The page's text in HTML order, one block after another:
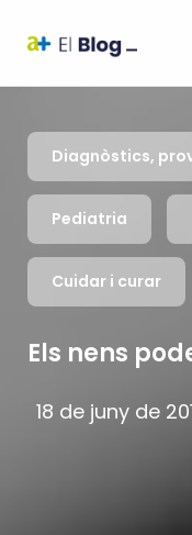
Diagnòstics,
Pediatria
Cuidar i curar
Els nens
18 de juny de